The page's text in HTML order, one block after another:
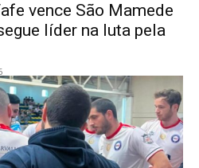
vence São Mamede
líder na luta pela